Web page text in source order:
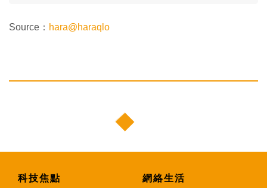
Source： hara@haraqlo
科技焦點 網絡生活